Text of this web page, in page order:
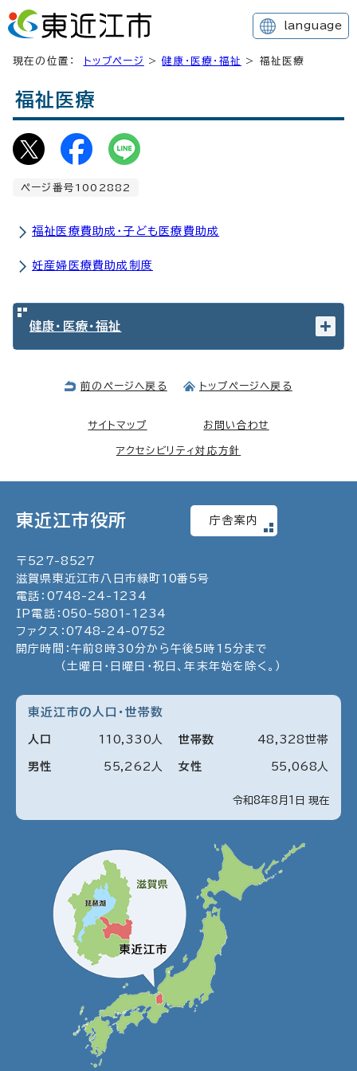
language
現在の位置： トップページ >健康・医療・福祉 > 福祉医療
福祉医療
ページ番号1002882
福祉医療費助成・子ども医療費助成
妊産婦医療費助成制度
健康・医療・福祉
前のページへ戻る トップページへ戻る
サイトマップ お問い合わせ
アクセシビリティ対応方針
東近江市役所 庁舎案内
〒 527-8527
滋賀県東近江市八日市緑町10番5号
電話： 0748 - 24 - 1234
IP電話： 050- 5801 - 1234
ファクス： 0748- 24-0752
開庁時間：午前8時30分から午後5時15分まで
（土曜日・日曜日・祝日、年末年始を除く。）
東近江市の人口・世帯数
令和8年8月1日 現在
人口 110 330 人
男性 55 262 人 女性 55 068 人
世帯数 48 328世帯